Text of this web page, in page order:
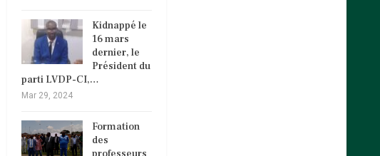
Kidnappé le
16 mars
dernier, le
Président du
parti LVDP-CI,…
Mar 29, 2024
Formation
des